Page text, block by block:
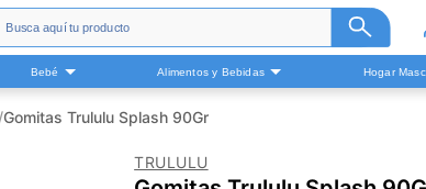
Bebé Alimentos y Bebidas Hogar
Gomitas Trululu Splash 90Gr
TRULULU